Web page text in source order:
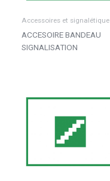
Accessoires et signalétique
ACCESOIRE BANDEAU
SIGNALISATION